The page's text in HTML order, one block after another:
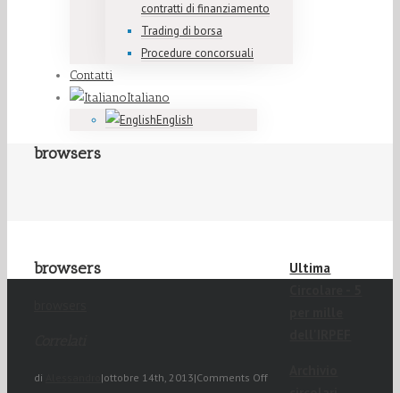
contratti di finanziamento
Trading di borsa
Procedure concorsuali
Contatti
Italiano
English
browsers
browsers
di |ottobre 14th, 2013|Comments Off
Ultima